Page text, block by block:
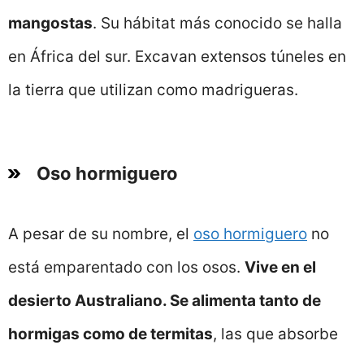
mangostas. Su hábitat más conocido se halla
en África del sur. Excavan extensos túneles en
la tierra que utilizan como madrigueras.
Oso hormiguero
A pesar de su nombre, el oso hormiguero no
está emparentado con los osos. Vive en el
desierto Australiano. Se alimenta tanto de
hormigas como de termitas, las que absorbe